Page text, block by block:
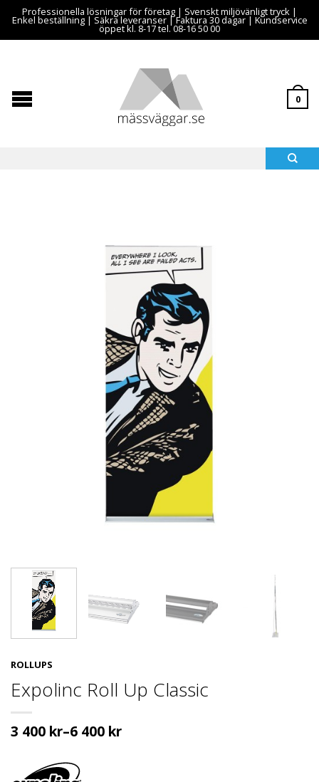
Professionella lösningar för företag | Svenskt miljövänligt tryck |
Enkel beställning | Säkra leveranser | Faktura 30 dagar | Kundservice
öppet kl. 8-17 tel. 08-16 50 00
0
ROLLUPS
Expolinc Roll Up Classic
3 400 kr–6 400 kr